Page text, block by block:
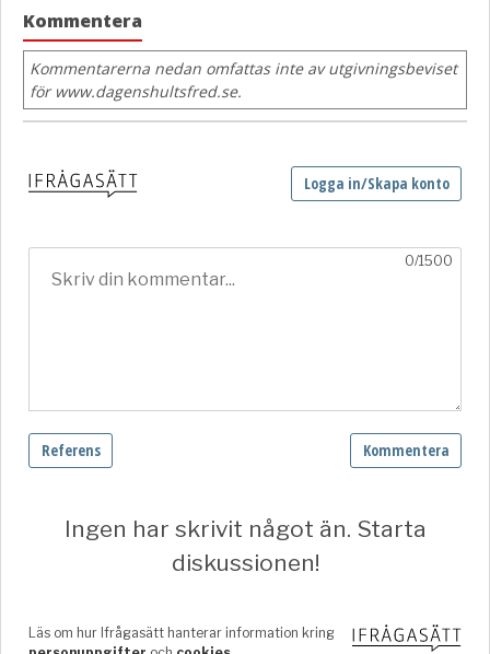
Kommentera
Kommentarerna nedan omfattas inte av utgivningsbeviset
för www.dagenshultsfred.se.